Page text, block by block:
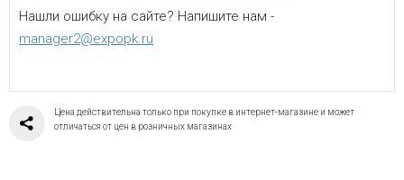
Нашли ошибку на сайте? Напишите нам -
manager2@expopk.ru
Цена действительна только при покупке в интернет-магазине и может
отличаться от цен в розничных магазинах